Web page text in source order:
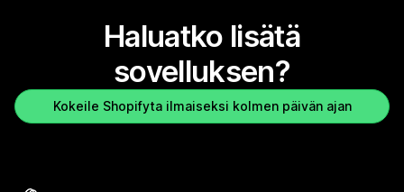
Haluatko lisätä
sovelluksen?
Kokeile Shopifyta ilmaiseksi kolmen päivän ajan